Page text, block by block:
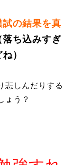
の結果を真
落ち込みすぎ
）
悲しんだりする
ょう？